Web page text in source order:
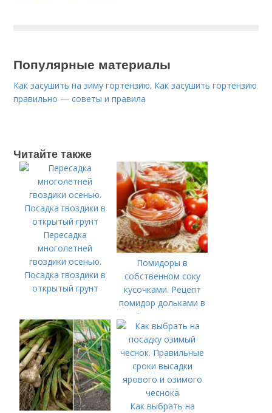
Популярные материалы
Как засушить на зиму гортензию. Как засушить гортензию
правильно — советы и правила
Читайте также
Пересадка
многолетней
гвоздики осенью.
Посадка гвоздики в
открытый грунт
Помидоры в
собственном соку
кусочками. Рецепт
помидор дольками в
собственном соку
Как выбрать на